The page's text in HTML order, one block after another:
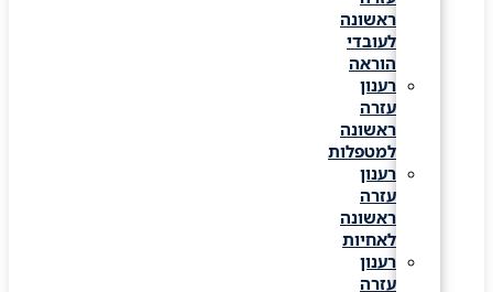
ראשונה
לעובדי
הוראה
רענון
עזרה
ראשונה
למטפלות
רענון
עזרה
ראשונה
לאחיות
רענון
עזרה